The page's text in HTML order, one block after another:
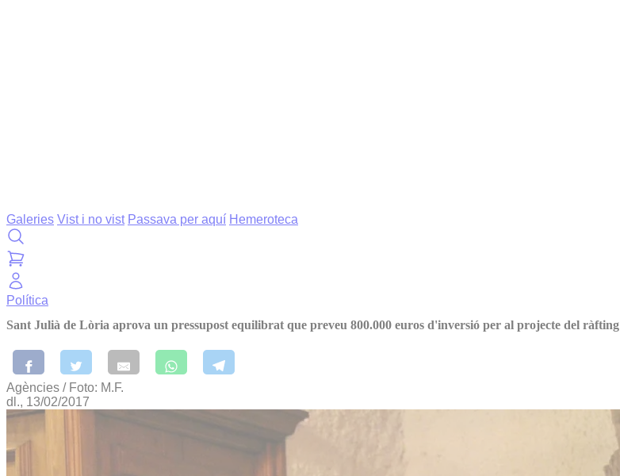
Galeries Vist i no vist Passava per aquí Hemeroteca
Política
Sant Julià de Lòria aprova un pressupost equilibrat que preveu 800.000 euros d'inversió per al projecte del ràfting
Agències / Foto: M.F.
dl., 13/02/2017